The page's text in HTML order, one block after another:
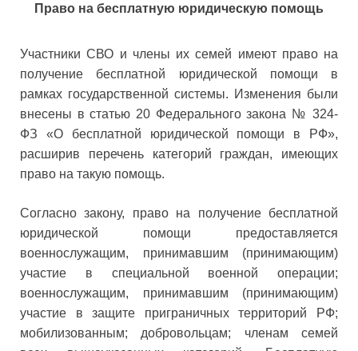
Право на бесплатную юридическую помощь
Участники СВО и члены их семей имеют право на
получение бесплатной юридической помощи в
рамках государственной системы. Изменения были
внесены в статью 20 Федерального закона № 324-
ФЗ «О бесплатной юридической помощи в РФ»,
расширив перечень категорий граждан, имеющих
право на такую помощь.
Согласно закону, право на получение бесплатной
юридической помощи предоставляется
военнослужащим, принимавшим (принимающим)
участие в специальной военной операции;
военнослужащим, принимавшим (принимающим)
участие в защите приграничных территорий РФ;
мобилизованным; добровольцам; членам семей